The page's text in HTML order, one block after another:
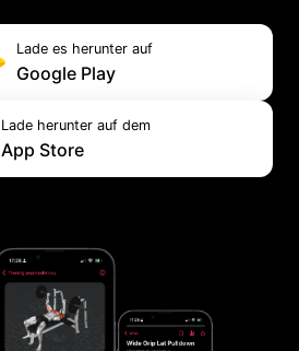
Lade es herunter auf
Google Play
Lade herunter auf dem
App Store